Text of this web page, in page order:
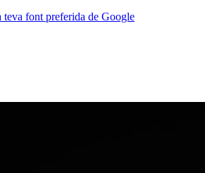
font preferida de Google